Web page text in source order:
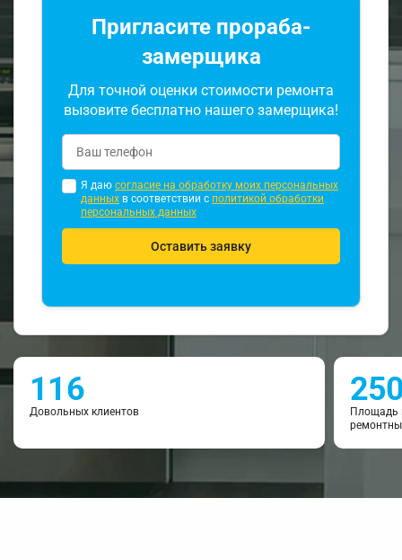
Пригласите прораба-
замерщика
Для точной оценки стоимости ремонта
вызовите бесплатно нашего замерщика!
Я даю согласие на обработку моих персональных
данных в соответствии с политикой обработки
персональных данных
Оставить заявку
116
Довольных клиентов
Площадь